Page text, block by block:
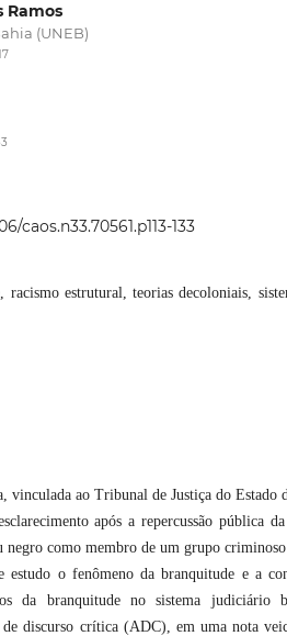
Ramos
(UNEB)
caos.n33.70561.p113-133
racismo estrutural, teorias decoloniais,
vinculada ao Tribunal de Justiça do Estado
após a repercussão pública da
negro como membro de um grupo
estudo o fenômeno da branquitude e a
da branquitude no sistema judiciário
discurso crítica (ADC), em uma nota